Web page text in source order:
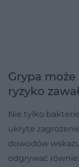
Grypa
ryzyko
Nie tylko
ukryte
dowodów
odgrywać